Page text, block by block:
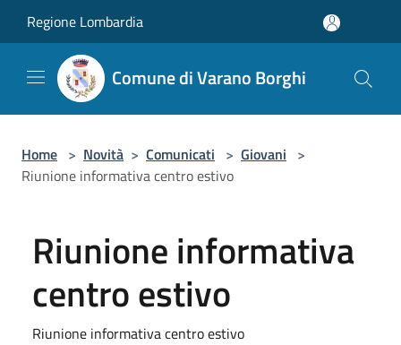
Regione Lombardia
Comune di Varano Borghi
Home > Novità > Comunicati > Giovani >
Riunione informativa centro estivo
Riunione informativa
centro estivo
Riunione informativa centro estivo